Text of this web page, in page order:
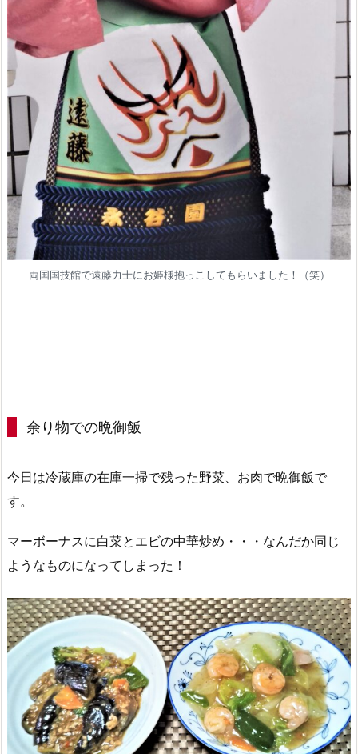
両国国技館で遠藤力士にお姫様抱っこしてもらいました！（笑）
余り物での晩御飯
今日は冷蔵庫の在庫一掃で残った野菜、お肉で晩御飯で
す。
マーボーナスに白菜とエビの中華炒め・・・なんだか同じ
ようなものになってしまった！